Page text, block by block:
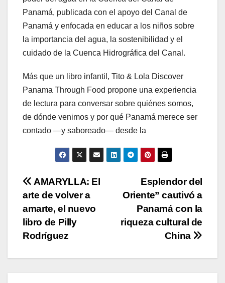
Panamá, publicada con el apoyo del Canal de
Panamá y enfocada en educar a los niños sobre
la importancia del agua, la sostenibilidad y el
cuidado de la Cuenca Hidrográfica del Canal.
Más que un libro infantil, Tito & Lola Discover
Panama Through Food propone una experiencia
de lectura para conversar sobre quiénes somos,
de dónde venimos y por qué Panamá merece ser
contado —y saboreado— desde la
Navegación
de
entradas
Esplendor del
Oriente” cautivó a
Panamá con la
riqueza cultural de
China
AMARYLLA: El
arte de volver a
amarte, el nuevo
libro de Pilly
Rodríguez